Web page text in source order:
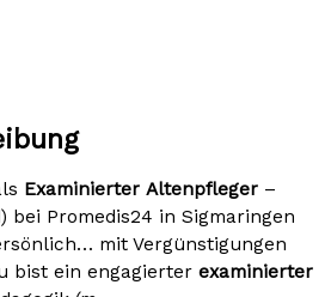
Examinierter Altenpfleger –
bei Promedis24 in Sigmaringen
mit Vergünstigungen
bist ein engagierter examinierter